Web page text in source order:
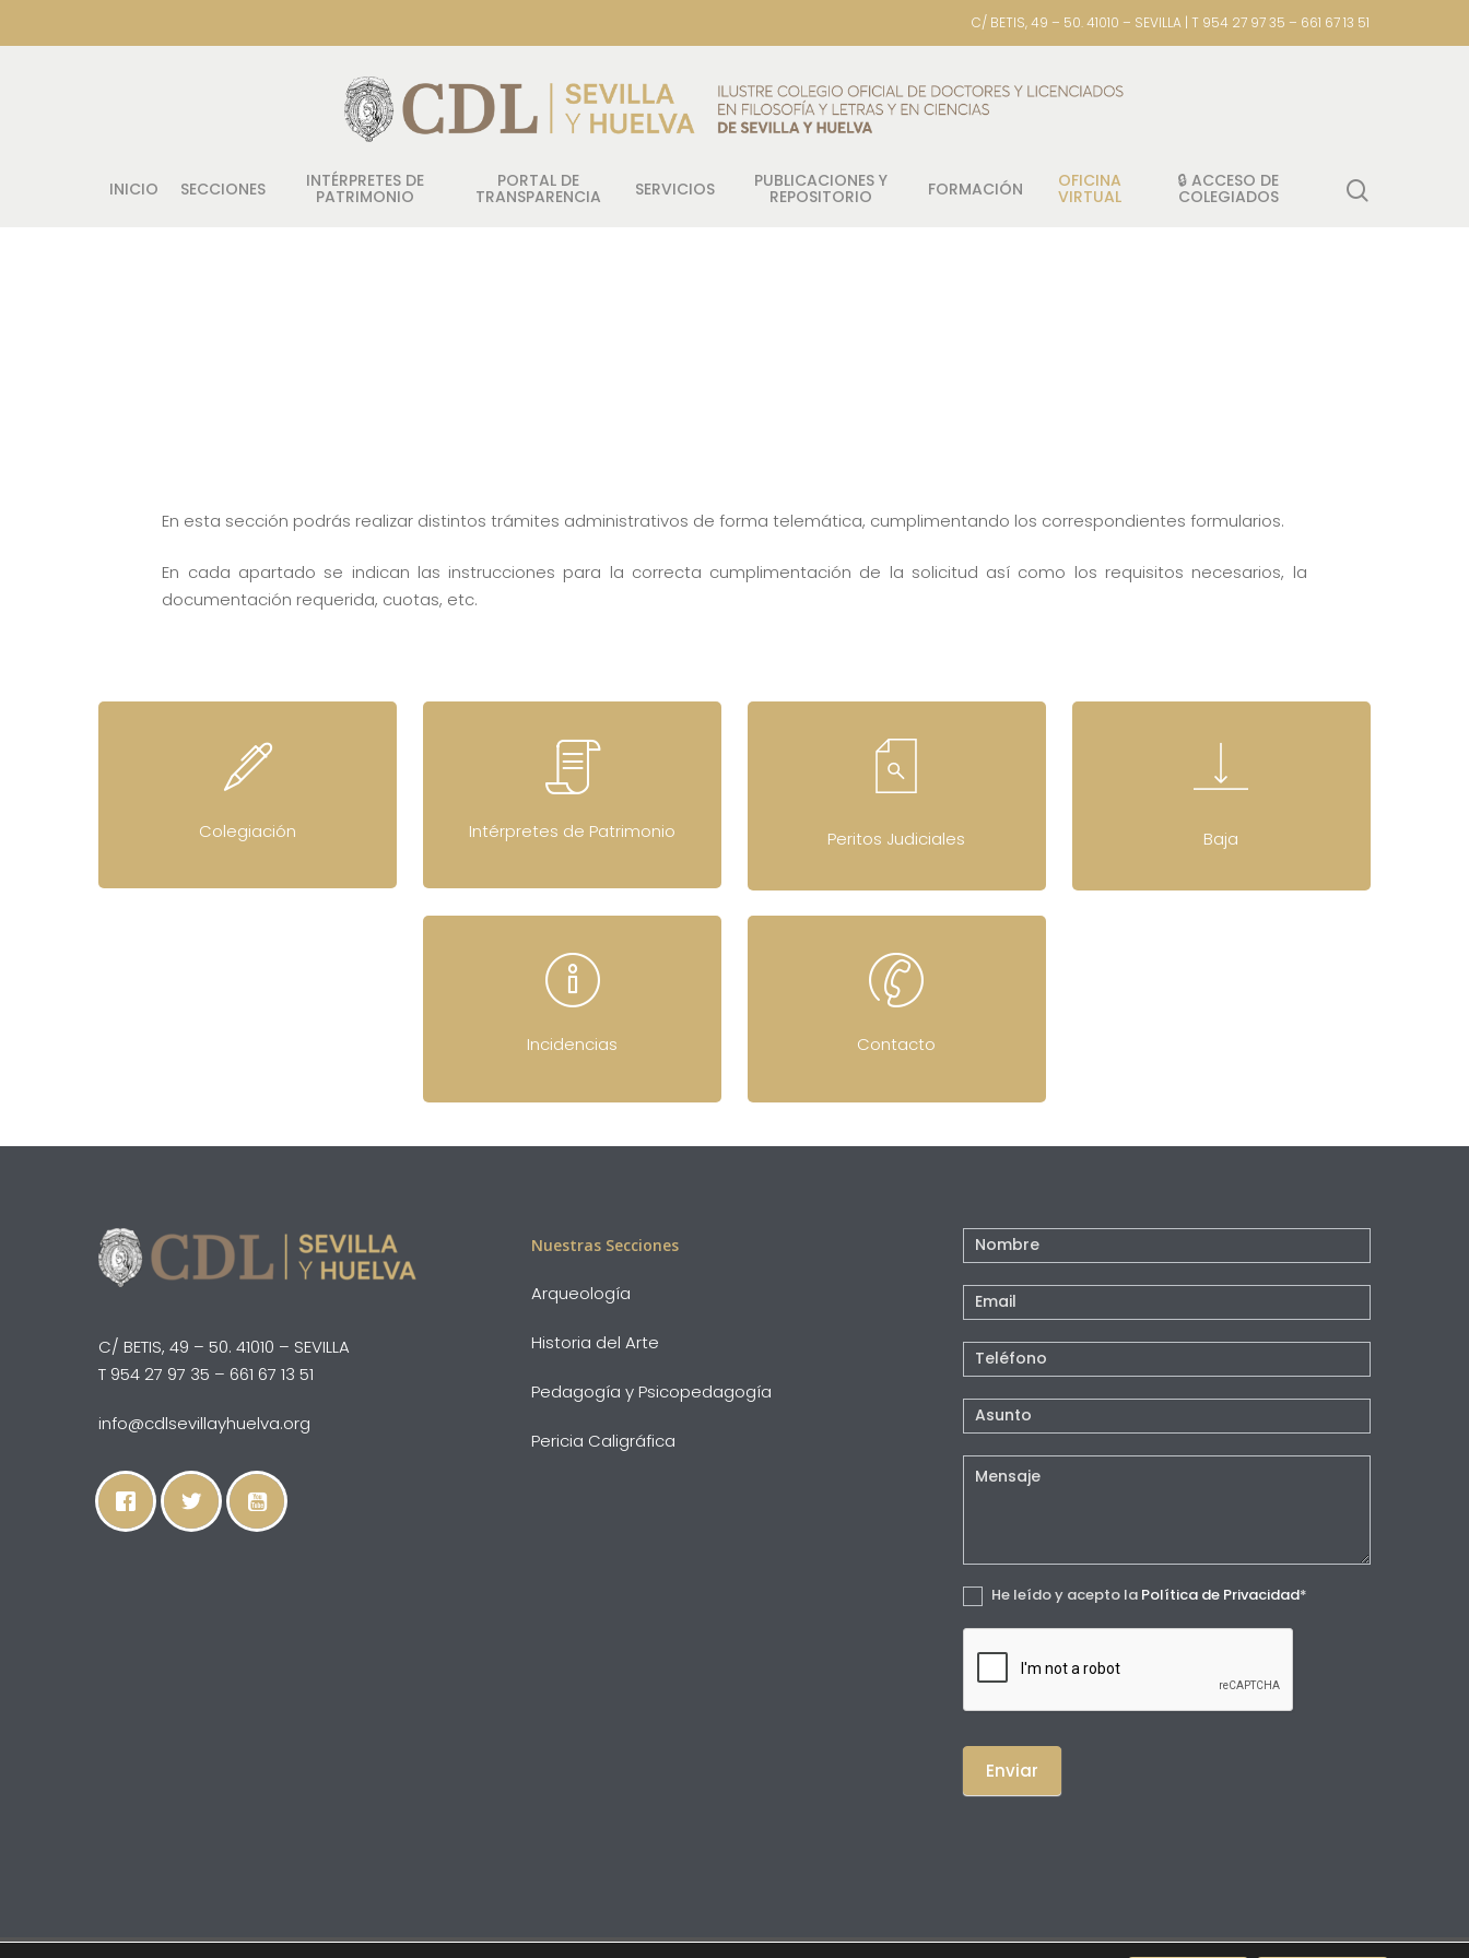
C/ BETIS, 49 – 50. 41010 – SEVILLA | T 954 27 97 35 – 661 67 13 51
INICIO SECCIONES INTÉRPRETES DE
PATRIMONIO
PORTAL DE
TRANSPARENCIA SERVICIOS PUBLICACIONES Y
REPOSITORIO FORMACIÓN OFICINA
VIRTUAL
🔒 ACCESO DE
COLEGIADOS
En esta sección podrás realizar distintos trámites administrativos de forma telemática, cumplimentando los correspondientes formularios.
En cada apartado se indican las instrucciones para la correcta cumplimentación de la solicitud así como los requisitos necesarios, la
documentación requerida, cuotas, etc.
Colegiación Intérpretes de Patrimonio Peritos Judiciales Baja
Incidencias Contacto
C/ BETIS, 49 – 50. 41010 – SEVILLA
T 954 27 97 35 – 661 67 13 51
info@cdlsevillayhuelva.org
Nuestras Secciones
Arqueología
Historia del Arte
Pedagogía y Psicopedagogía
Pericia Caligráfica
Contacto
Pie
Pagina
He leído y acepto la Política de Privacidad*
Enviar